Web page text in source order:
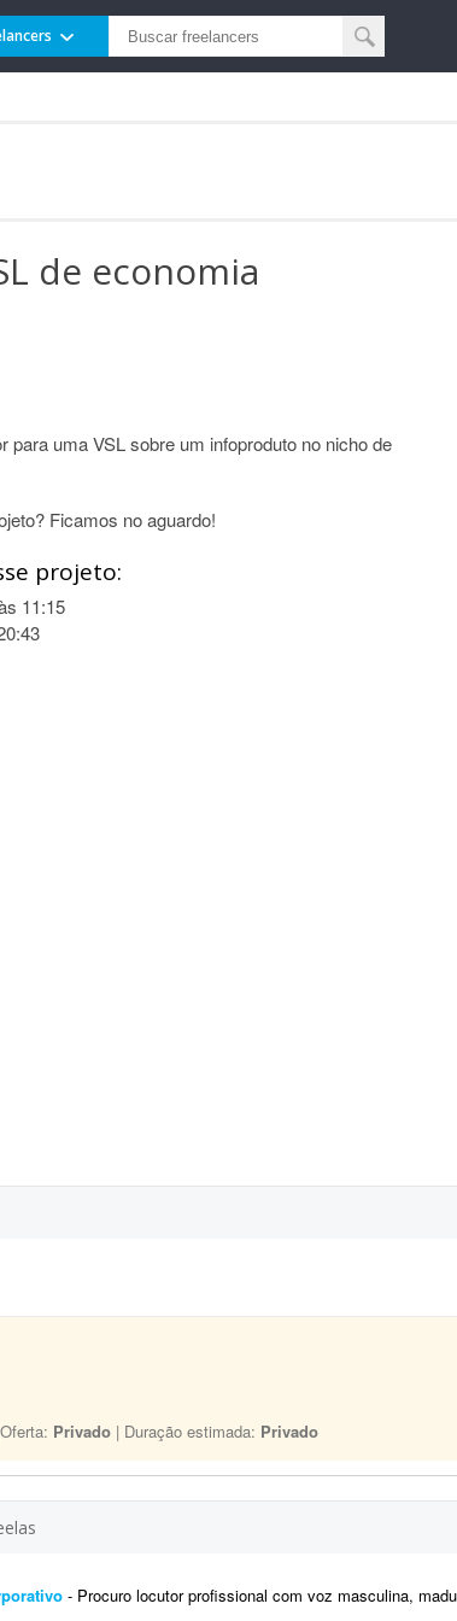
de economia
para uma VSL sobre um infoproduto no nicho de
Ficamos no aguardo!
projeto:
11:15
Privado | Duração estimada: Privado
- Procuro locutor profissional com voz masculina, madura, segura e natural para a